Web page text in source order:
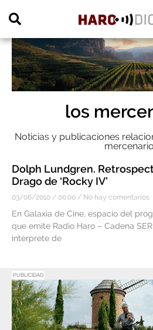
los
Noticias y publicaciones
Dolph Lundgren.
Drago de ‘Rocky IV’
03/06/2010 00:00 No hay comentarios
En Galaxia de Cine, espacio del
que emite Radio Haro – Cadena
intérprete de
PUBLICIDAD